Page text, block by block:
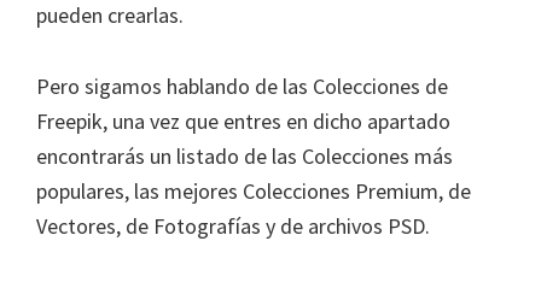
pueden crearlas.
Pero sigamos hablando de las Colecciones de
Freepik, una vez que entres en dicho apartado
encontrarás un listado de las Colecciones más
populares, las mejores Colecciones Premium, de
Vectores, de Fotografías y de archivos PSD.